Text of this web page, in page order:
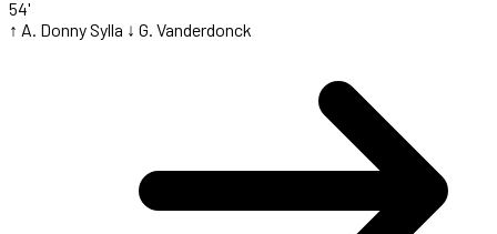
54'
↑ A. Donny Sylla ↓ G. Vanderdonck